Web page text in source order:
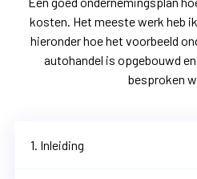
kosten. Het meeste werk heb
hieronder hoe het voorbeeld
autohandel is opgebouwd
besproken
1. Inleiding